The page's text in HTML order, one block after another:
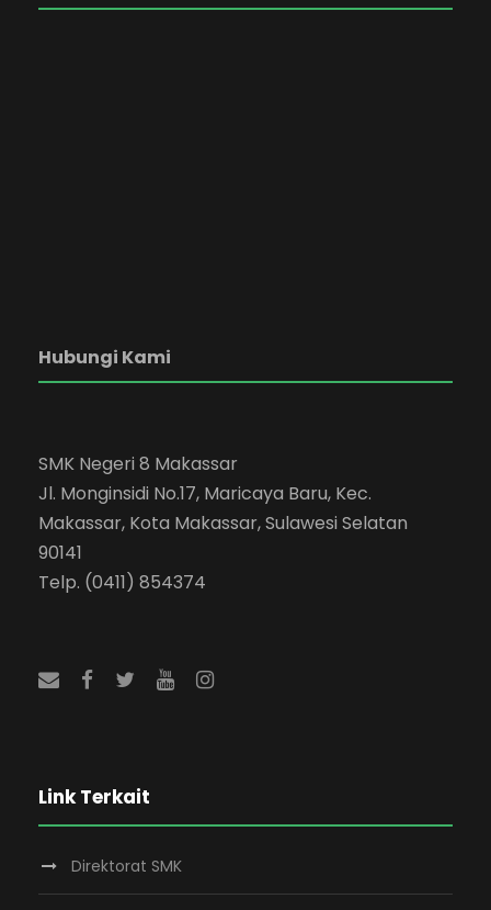
Hubungi Kami
SMK Negeri 8 Makassar
Jl. Monginsidi No.17, Maricaya Baru, Kec.
Makassar, Kota Makassar, Sulawesi Selatan
90141
Telp. (0411) 854374
Link Terkait
Direktorat SMK